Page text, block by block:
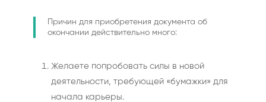
Причин для приобретения документа об
окончании действительно много:
Желаете попробовать силы в новой
деятельности, требующей «бумажки» для
начала карьеры.